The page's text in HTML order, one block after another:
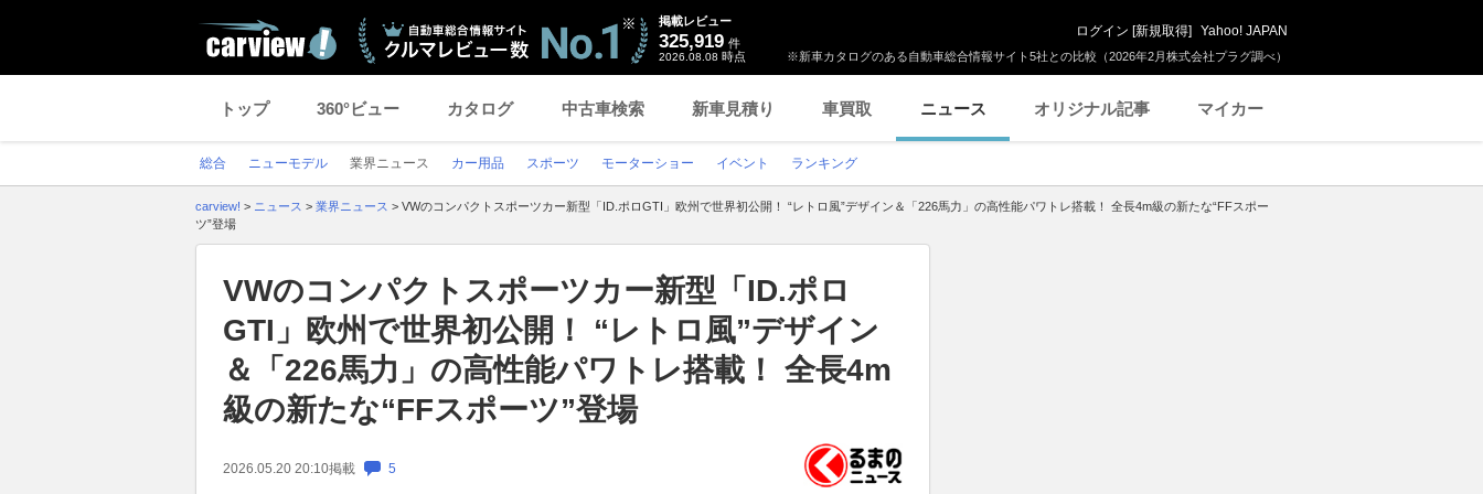
※新車カタログのある自動車総合情報サイト5社との比較（2026年2月株式会社プラグ調べ）
掲載レビュー
325,919 件
2026.08.08 時点
ログイン [新規取得] Yahoo! JAPAN
トップ 360°ビュー カタログ 中古車検索 新車見積り 車買取 ニュース オリジナル記事 マイカー
総合 ニューモデル 業界ニュース カー用品 スポーツ モーターショー イベント ランキング
carview! > ニュース > 業界ニュース > VWのコンパクトスポーツカー新型「ID.ポロGTI」欧州で世界初公開！ “レトロ風”デザイン＆「226馬力」の高性能パワトレ搭載！ 全長4m級の新たな“FFスポー
ツ”登場
VWのコンパクトスポーツカー新型「ID.ポロ
GTI」欧州で世界初公開！ “レトロ風”デザイン
＆「226馬力」の高性能パワトレ搭載！ 全長4m
級の新たな“FFスポーツ”登場
2026.05.20 20:10掲載 5